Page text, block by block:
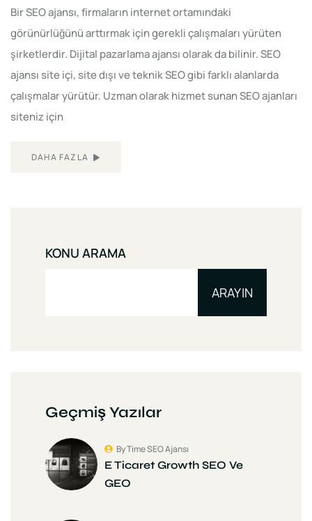
Bir SEO ajansı, firmaların internet ortamındaki
görünürlüğünü arttırmak için gerekli çalışmaları yürüten
şirketlerdir. Dijital pazarlama ajansı olarak da bilinir. SEO
ajansı site içi, site dışı ve teknik SEO gibi farklı alanlarda
çalışmalar yürütür. Uzman olarak hizmet sunan SEO ajanları
siteniz için
DAHA FAZLA
KONU ARAMA
ARAYIN
Geçmiş Yazılar
E Ticaret Growth SEO Ve
GEO
By Time SEO Ajansı